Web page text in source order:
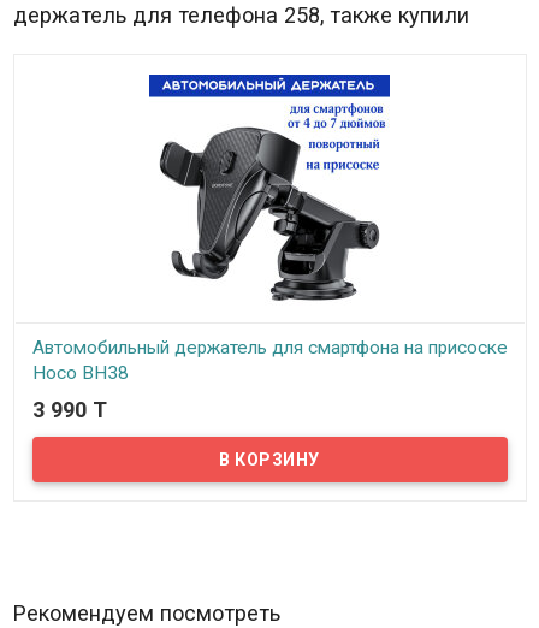
держатель для телефона 258, также купили
Автомобильный держатель для смартфона на присоске
Hoco BH38
В наличии
Автомобильный держатель для смартфона на присоске Hoco
3 990 T
Рекомендуем посмотреть